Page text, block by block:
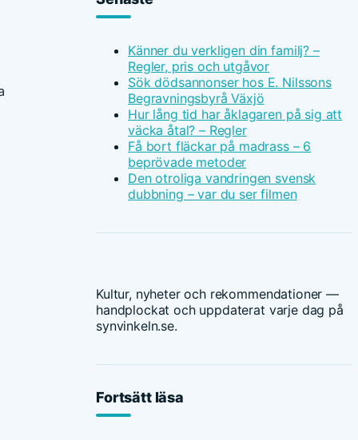
Känner du verkligen din familj? –
Regler, pris och utgåvor
Sök dödsannonser hos E. Nilssons
Begravningsbyrå Växjö
Hur lång tid har åklagaren på sig att
väcka åtal? – Regler
Få bort fläckar på madrass – 6
beprövade metoder
Den otroliga vandringen svensk
dubbning – var du ser filmen
Kultur, nyheter och rekommendationer —
handplockat och uppdaterat varje dag på
synvinkeln.se.
Fortsätt läsa